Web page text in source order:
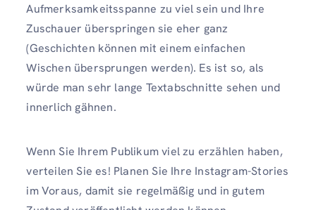
Aufmerksamkeitsspanne zu viel sein und Ihre
Zuschauer überspringen sie eher ganz
(Geschichten können mit einem einfachen
Wischen übersprungen werden). Es ist so, als
würde man sehr lange Textabschnitte sehen und
innerlich gähnen.
Wenn Sie Ihrem Publikum viel zu erzählen haben,
verteilen Sie es! Planen Sie Ihre Instagram-Stories
im Voraus, damit sie regelmäßig und in gutem